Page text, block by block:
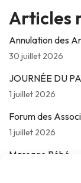
Articles
Annulation des
30 juillet 2026
JOURNÉE DU
1 juillet 2026
Forum des
1 juillet 2026
Massage Bébé